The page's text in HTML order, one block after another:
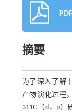
摘要
为了深入了解
产物演化过程
311G（d，p）